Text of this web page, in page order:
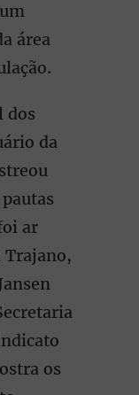
área
dos
da
ar
Trajano,
os